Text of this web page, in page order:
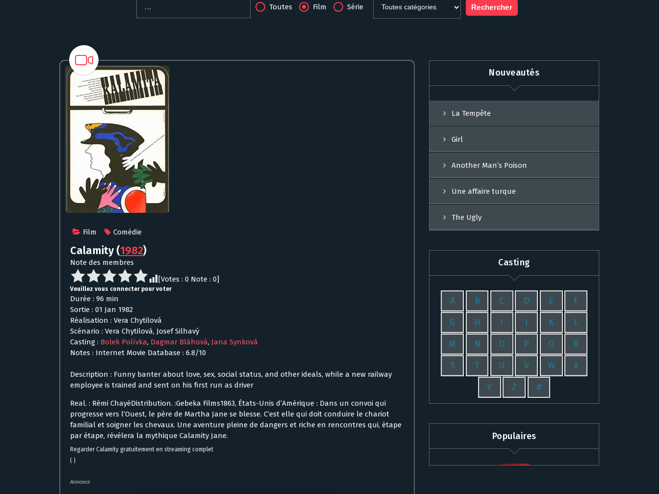
Toutes Film Série
Film Comédie
Calamity(1982)
Note des membres
[Votes : 0 Note : 0]
Veuillez vous connecter pour voter
Durée : 96 min
Sortie : 01 Jan 1982
Réalisation : Vera Chytilová
Scénario : Vera Chytilová, Josef Silhavý
Casting : Bolek Polívka, Dagmar Bláhová, Jana Synková
Notes : Internet Movie Database : 6.8/10
Description : Funny banter about love, sex, social status, and other ideals, while a new railway
employee is trained and sent on his first run as driver
Real. : Rémi ChayéDistribution. :Gebeka Films1863, États-Unis d’Amérique : Dans un convoi qui
progresse vers l’Ouest, le père de Martha Jane se blesse. C’est elle qui doit conduire le chariot
familial et soigner les chevaux. Une aventure pleine de dangers et riche en rencontres qui, étape
par étape, révélera la mythique Calamity Jane.
Regarder Calamity gratuitement en streaming complet
{ }
Annonce
Nouveautés
La Tempête
Girl
Another Man’s Poison
Une affaire turque
The Ugly
Casting
A B C D E F
G H I J K L
M N O P Q R
S T U V W X
Y Z #
Populaires